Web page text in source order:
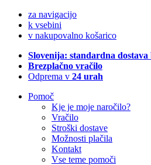
za navigacijo
k vsebini
v nakupovalno košarico
Slovenija: standardna
Brezplačno vračilo
Odprema v 24 urah
Pomoč
Kje je moje naročilo?
Vračilo
Stroški dostave
Možnosti plačila
Kontakt
Vse teme pomoči